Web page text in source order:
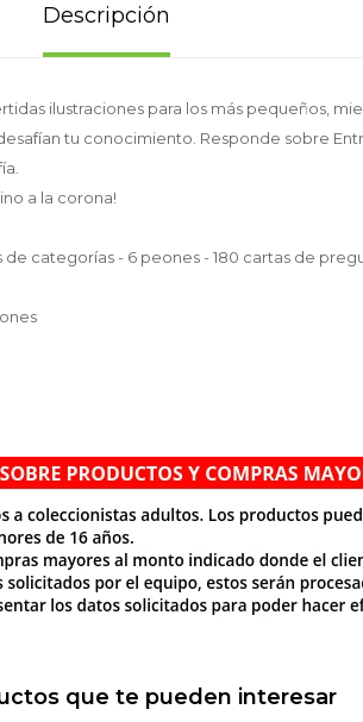
Descripción
ilustraciones para los más pequeños,
tu conocimiento. Responde sobre
a la corona!
categorías - 6 peones - 180 cartas de
que te pueden interesar